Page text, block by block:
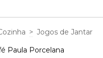
> Jogos de Jantar
Paula Porcelana